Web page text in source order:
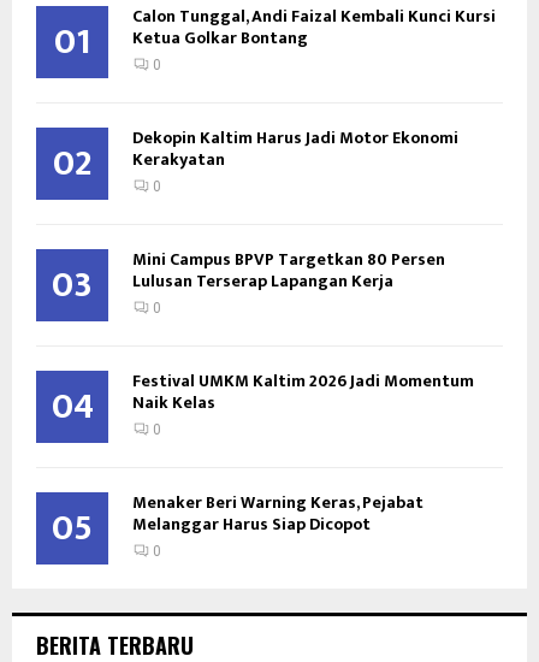
01 Calon Tunggal, Andi Faizal Kembali Kunci Kursi
Ketua Golkar Bontang
0
02 Dekopin Kaltim Harus Jadi Motor Ekonomi
Kerakyatan
0
03 Mini Campus BPVP Targetkan 80 Persen
Lulusan Terserap Lapangan Kerja
0
04 Festival UMKM Kaltim 2026 Jadi Momentum
Naik Kelas
0
05 Menaker Beri Warning Keras, Pejabat
Melanggar Harus Siap Dicopot
0
BERITA TERBARU